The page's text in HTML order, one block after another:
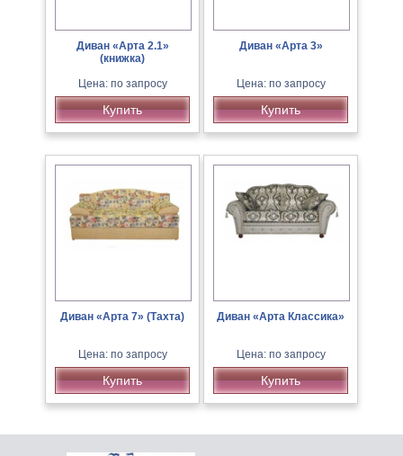
Диван «Арта 2.1»
(книжка)
Цена: по запросу
Купить
Диван «Арта 3»
Цена: по запросу
Купить
Диван «Арта 7» (Тахта)
Цена: по запросу
Купить
Диван «Арта Классика»
Цена: по запросу
Купить